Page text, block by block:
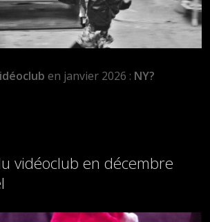
en janvier 2026 : NY?
vidéoclub en décembre